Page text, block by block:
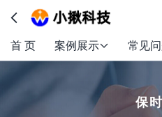

首 页 案例展示 常见
保